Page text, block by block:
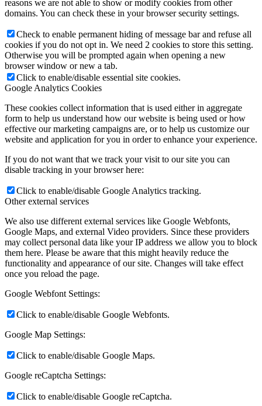
reasons we are not able to show or modify cookies from other
domains. You can check these in your browser security settings.
Check to enable permanent hiding of message bar and refuse all
cookies if you do not opt in. We need 2 cookies to store this setting.
Otherwise you will be prompted again when opening a new
browser window or new a tab.
Click to enable/disable essential site cookies.
Google Analytics Cookies
These cookies collect information that is used either in aggregate
form to help us understand how our website is being used or how
effective our marketing campaigns are, or to help us customize our
website and application for you in order to enhance your experience.
If you do not want that we track your visit to our site you can
disable tracking in your browser here:
Click to enable/disable Google Analytics tracking.
Other external services
We also use different external services like Google Webfonts,
Google Maps, and external Video providers. Since these providers
may collect personal data like your IP address we allow you to block
them here. Please be aware that this might heavily reduce the
functionality and appearance of our site. Changes will take effect
once you reload the page.
Google Webfont Settings:
Click to enable/disable Google Webfonts.
Google Map Settings:
Click to enable/disable Google Maps.
Google reCaptcha Settings:
Click to enable/disable Google reCaptcha.